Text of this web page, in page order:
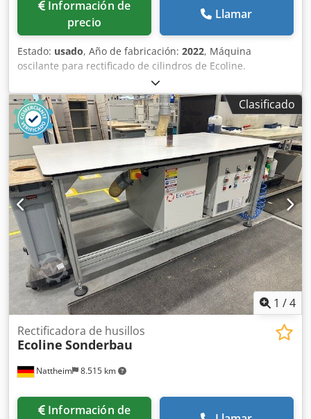
Información de
precio
Llamar
Estado: usado, Año de fabricación: 2022, Máquina
oscilante para rectificado de cilindros de Ecoline.
Especificaciones técnicas: una posible variante de tornillo
para la tensión del manguito del husillo. Se utiliza un
dispositivo similar al ProLoc. Ubicación: Nattheim. Djdpfx
Aswhqprjc Dock
Clasificado
1 /4
Nattheim 8.515 km
Rectificadora de husillos
Ecoline Sonderbau
Información de